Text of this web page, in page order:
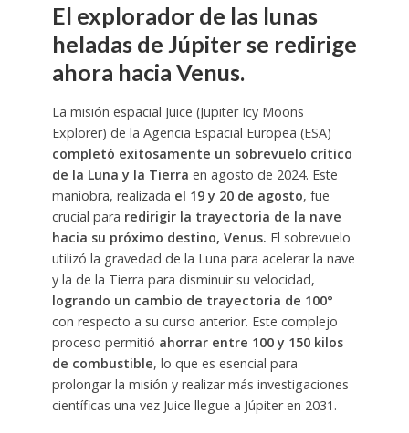
El explorador de las lunas
heladas de Júpiter se redirige
ahora hacia Venus.
La misión espacial Juice (Jupiter Icy Moons
Explorer) de la Agencia Espacial Europea (ESA)
completó exitosamente un sobrevuelo crítico
de la Luna y la Tierra en agosto de 2024. Este
maniobra, realizada el 19 y 20 de agosto, fue
crucial para redirigir la trayectoria de la nave
hacia su próximo destino, Venus. El sobrevuelo
utilizó la gravedad de la Luna para acelerar la nave
y la de la Tierra para disminuir su velocidad,
logrando un cambio de trayectoria de 100°
con respecto a su curso anterior. Este complejo
proceso permitió ahorrar entre 100 y 150 kilos
de combustible, lo que es esencial para
prolongar la misión y realizar más investigaciones
científicas una vez Juice llegue a Júpiter en 2031.